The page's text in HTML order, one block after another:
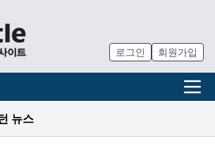
로그인 회원가입
뉴스